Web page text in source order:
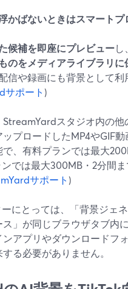
かばないときはスマートプ
候補を即座にプレビューし、
のをメディアライブラリに
信や録画にも背景として利
サポート )
スタジオ内の他
プロードしたMP4やGIF動
、有料プランでは最大
では最大300MB・2分間
サポート )
にとっては、「背景ジェ
」が同じブラウザタブ内
アプリやダウンロードフ
る必要がありません。